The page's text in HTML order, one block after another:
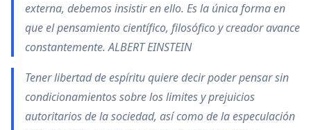
externa, debemos insistir en ello. Es la única forma en
que el pensamiento científico, filosófico y creador avance
constantemente. ALBERT EINSTEIN
Tener libertad de espíritu quiere decir poder pensar sin
condicionamientos sobre los limites y prejuicios
autoritarios de la sociedad, así como de la especulación